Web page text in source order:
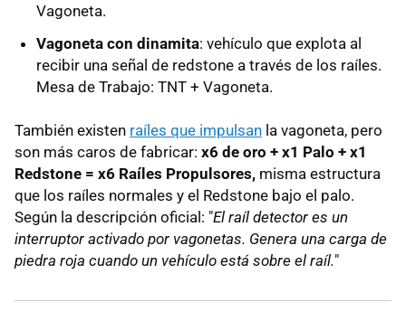
Vagoneta.
Vagoneta con dinamita: vehículo que explota al
recibir una señal de redstone a través de los raíles.
Mesa de Trabajo: TNT + Vagoneta.
También existen raíles que impulsan la vagoneta, pero
son más caros de fabricar: x6 de oro + x1 Palo + x1
Redstone = x6 Raíles Propulsores, misma estructura
que los raíles normales y el Redstone bajo el palo.
Según la descripción oficial: "El raíl detector es un
interruptor activado por vagonetas. Genera una carga de
piedra roja cuando un vehículo está sobre el raíl."